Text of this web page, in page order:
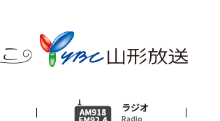
ラジオ
Radio